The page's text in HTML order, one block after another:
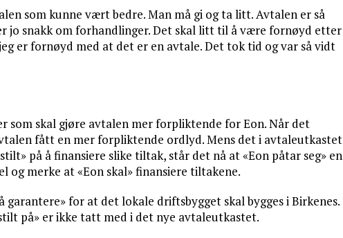
som kunne vært bedre. Man må gi og ta litt. Avtalen er så
jo snakk om forhandlinger. Det skal litt til å være fornøyd etter
er fornøyd med at det er en avtale. Det tok tid og var så vidt
som skal gjøre avtalen mer forpliktende for Eon. Når det
fått en mer forpliktende ordlyd. Mens det i avtaleutkastet
på å finansiere slike tiltak, står det nå at «Eon påtar seg» en
og merke at «Eon skal» finansiere tiltakene.
for at det lokale driftsbygget skal bygges i Birkenes.
på» er ikke tatt med i det nye avtaleutkastet.